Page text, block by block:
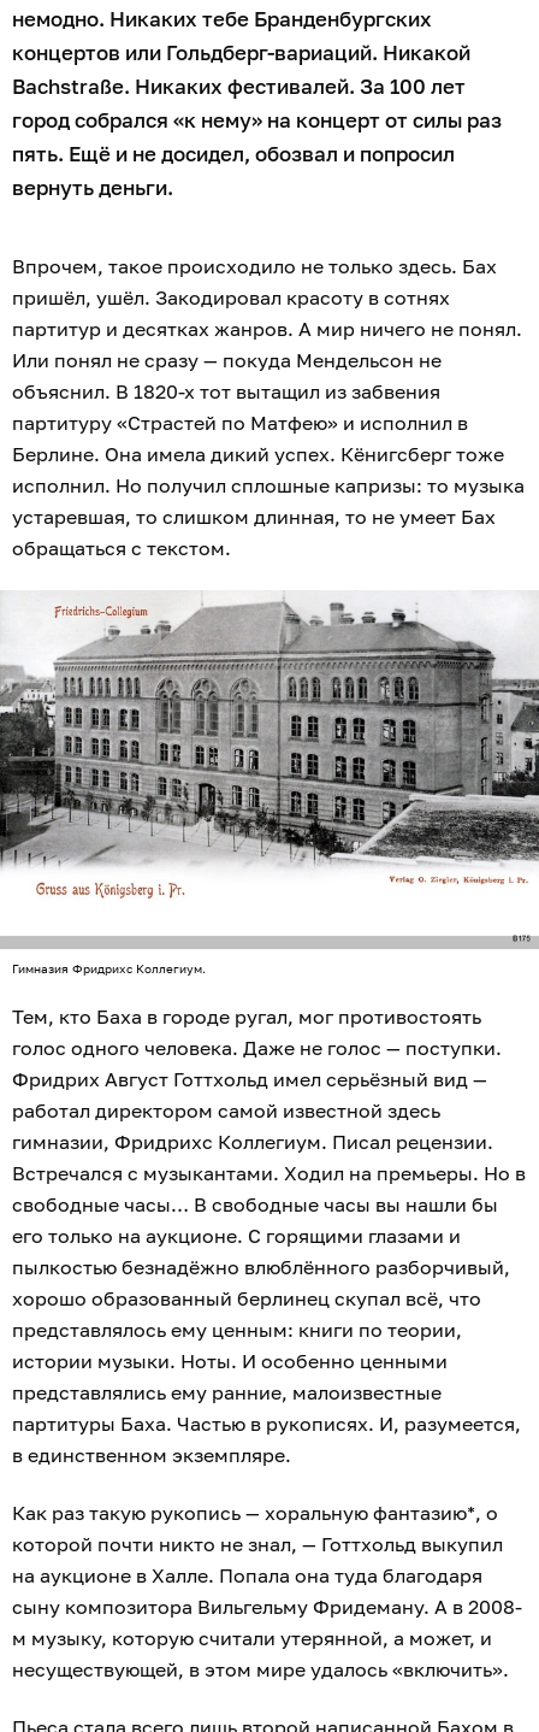
немодно. Никаких тебе Бранденбургских
концертов или Гольдберг-вариаций. Никакой
Bachstraße. Никаких фестивалей. За 100 лет
город собрался «к нему» на концерт от силы раз
пять. Ещё и не досидел, обозвал и попросил
вернуть деньги.
Впрочем, такое происходило не только здесь. Бах
пришёл, ушёл. Закодировал красоту в сотнях
партитур и десятках жанров. А мир ничего не понял.
Или понял не сразу — покуда Мендельсон не
объяснил. В 1820-х тот вытащил из забвения
партитуру «Страстей по Матфею» и исполнил в
Берлине. Она имела дикий успех. Кёнигсберг тоже
исполнил. Но получил сплошные капризы: то музыка
устаревшая, то слишком длинная, то не умеет Бах
обращаться с текстом.
Гимназия Фридрихс Коллегиум.
Тем, кто Баха в городе ругал, мог противостоять
голос одного человека. Даже не голос — поступки.
Фридрих Август Готтхольд имел серьёзный вид —
работал директором самой известной здесь
гимназии, Фридрихс Коллегиум. Писал рецензии.
Встречался с музыкантами. Ходил на премьеры. Но в
свободные часы… В свободные часы вы нашли бы
его только на аукционе. С горящими глазами и
пылкостью безнадёжно влюблённого разборчивый,
хорошо образованный берлинец скупал всё, что
представлялось ему ценным: книги по теории,
истории музыки. Ноты. И особенно ценными
представлялись ему ранние, малоизвестные
партитуры Баха. Частью в рукописях. И, разумеется,
в единственном экземпляре.
Как раз такую рукопись — хоральную фантазию*, о
которой почти никто не знал, — Готтхольд выкупил
на аукционе в Халле. Попала она туда благодаря
сыну композитора Вильгельму Фридеману. А в 2008-
м музыку, которую считали утерянной, а может, и
несуществующей, в этом мире удалось «включить».